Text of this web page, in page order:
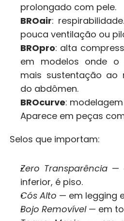
prolongado com pele.
BROair:
pouca ventilação ou
BROpro: alta
em modelos onde
mais sustentação ao
do abdômen.
BROcurve:
Aparece em peças
Selos que importam:
Zero Transparência —
inferior, é piso.
Cós Alto — em legging
Bojo Removível — em